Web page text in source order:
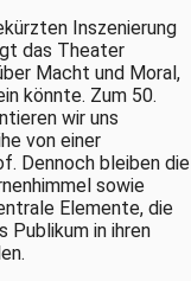
Inszenierung
das Theater
Macht und Moral,
könnte. Zum 50.
wir uns
von einer
Dennoch bleiben die
sowie
Elemente, die
Publikum in ihren